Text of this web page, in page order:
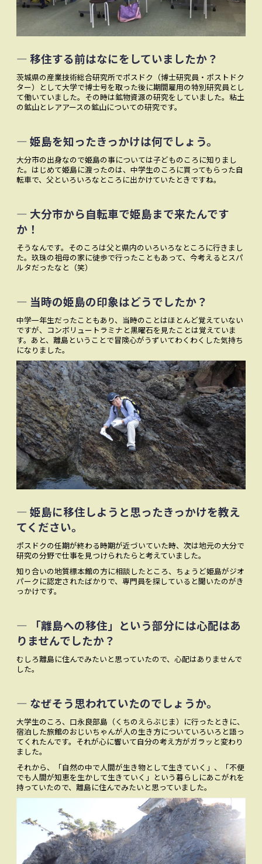
― 移住する前はなにをしていましたか？
茨城県の産業技術総合研究所でポスドク（博士研究員・ポストドク
ター）として大学で博士号を取った後に期間雇用の特別研究員とし
て働いていました。その時は鉱物資源の研究をしていました。粘土
の鉱山とレアアースの鉱山についての研究です。
― 姫島を知ったきっかけは何でしょう。
大分市の出身なので姫島の事については子どものころに知りまし
た。はじめて姫島に渡ったのは、中学生のころに買ってもらった自
転車で、父といろいろなところに出かけていたときですね。
― 大分市から自転車で姫島まで来たんです
か！
そうなんです。そのころは父と県内のいろいろなところに行きまし
た。玖珠の祖母の家に徒歩で行ったこともあって、今考えるとスパ
ルタだったなと（笑）
― 当時の姫島の印象はどうでしたか？
中学一年生だったこともあり、当時のことはほとんど覚えていない
ですが、コンボリュートラミナと黒曜石を見たことは覚えていま
す。あと、離島ということで冒険心がうずいてわくわくした気持ち
になりました。
― 姫島に移住しようと思ったきっかけを教え
てください。
ポスドクの任期が終わる時期が近づいていた時、次は地元の大分で
研究の分野で仕事を見つけられたらと考えていました。
知り合いの地質標本館の方に相談したところ、ちょうど姫島がジオ
パークに認定されたばかりで、専門員を探していると聞いたのがき
っかけです。
― 「離島への移住」という部分には心配はあ
りませんでしたか？
むしろ離島に住んでみたいと思っていたので、心配はありませんで
した。
― なぜそう思われていたのでしょうか。
大学生のころ、口永良部島（くちのえらぶじま）に行ったときに、
宿泊した旅館のおじいちゃんが人の生き方についていろいろと語っ
てくれたんです。それが心に響いて自分の考え方がガラッと変わり
ました。
それから、「自然の中で人間が生き物として生きていく」、「不便
でも人間が知恵を生かして生きていく」という暮らしにあこがれを
持っていたので、離島に住んでみたいと思っていました。